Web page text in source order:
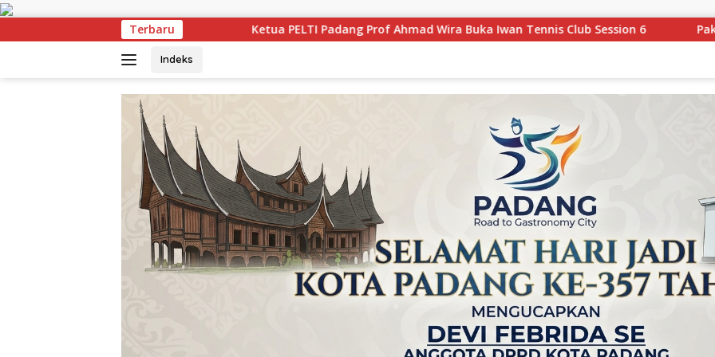
Langsung
konten
Terbaru
Ketua PELTI Padang Prof Ahmad Wira Buka Iwan Tennis Club Session 6 Pakar Bambu ITB Latih Mahasiswa
Indeks